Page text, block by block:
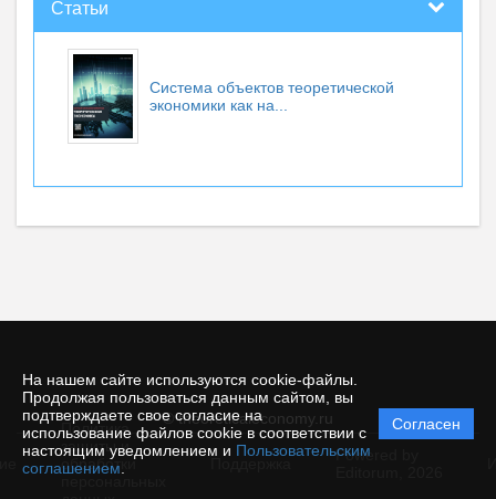
На нашем сайте используются cookie-файлы.
Продолжая пользоваться данным сайтом, вы
подтверждаете свое согласие на
использование файлов cookie в соответствии с
настоящим уведомлением и Пользовательским
соглашением
Согласен
Статьи
Система объектов теоретической
экономики как на...
© theoreticaleconomy.ru
Политика
защиты и
обработки
Powered by